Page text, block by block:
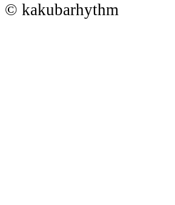
© kakubarhythm